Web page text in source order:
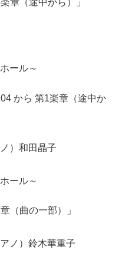
章（途中から）」
ール～
から 第1楽章（途中か
）和田晶子
ール～
（曲の一部）」
ノ）鈴木華重子